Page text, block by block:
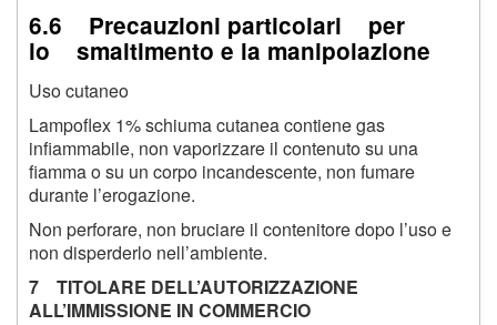
6.6 Precauzioni particolari per
lo smaltimento e la manipolazione
Uso cutaneo
Lampoflex 1% schiuma cutanea contiene gas
infiammabile, non vaporizzare il contenuto su una
fiamma o su un corpo incandescente, non fumare
durante l’erogazione.
Non perforare, non bruciare il contenitore dopo l’uso e
non disperderlo nell’ambiente.
7 TITOLARE DELL’AUTORIZZAZIONE
ALL’IMMISSIONE IN COMMERCIO